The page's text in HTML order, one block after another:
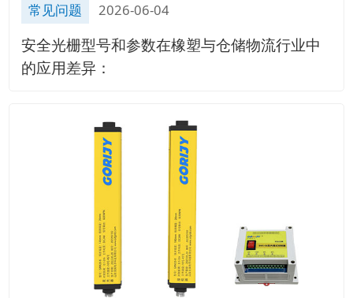
常见问题 2026-06-04
安全光栅型号和参数在橡塑与仓储物流行业中
的应用差异：